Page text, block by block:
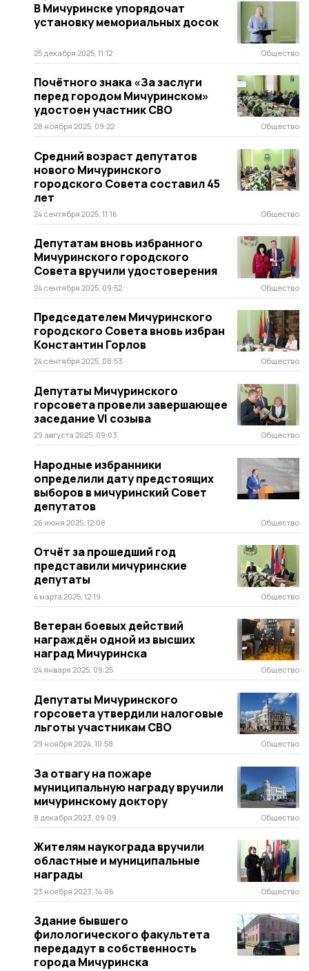
В Мичуринске упорядочат
установку мемориальных досок
25 декабря 2025, 11:12 Общество
Почётного знака «За заслуги
перед городом Мичуринском»
удостоен участник СВО
28 ноября 2025, 09:22 Общество
Средний возраст депутатов
нового Мичуринского
городского Совета составил 45
лет
24 сентября 2025, 11:16 Общество
Депутатам вновь избранного
Мичуринского городского
Совета вручили удостоверения
24 сентября 2025, 09:52 Общество
Председателем Мичуринского
городского Совета вновь избран
Константин Горлов
24 сентября 2025, 08:53 Общество
Депутаты Мичуринского
горсовета провели завершающее
заседание VI созыва
29 августа 2025, 09:03 Общество
Народные избранники
определили дату предстоящих
выборов в мичуринский Совет
депутатов
26 июня 2025, 12:08 Общество
Отчёт за прошедший год
представили мичуринские
депутаты
4 марта 2025, 12:19 Общество
Ветеран боевых действий
награждён одной из высших
наград Мичуринска
24 января 2025, 09:25 Общество
Депутаты Мичуринского
горсовета утвердили налоговые
льготы участникам СВО
29 ноября 2024, 10:58 Общество
За отвагу на пожаре
муниципальную награду вручили
мичуринскому доктору
8 декабря 2023, 09:09 Общество
Жителям наукограда вручили
областные и муниципальные
награды
23 ноября 2023, 14:06 Общество
Здание бывшего
филологического факультета
передадут в собственность
города Мичуринска